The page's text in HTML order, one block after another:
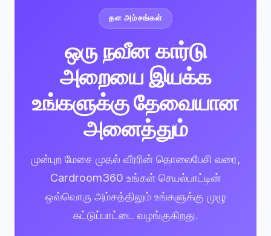
தள அம்சங்கள்
ஒரு நவீன கார்டு
அறையை இயக்க
உங்களுக்கு தேவையான
அனைத்தும்
முன்புற மேசை முதல் வீரரின் தொலைபேசி வரை,
Cardroom360 உங்கள் செயல்பாட்டின்
ஒவ்வொரு அம்சத்திலும் உங்களுக்கு முழு
கட்டுப்பாட்டை வழங்குகிறது.